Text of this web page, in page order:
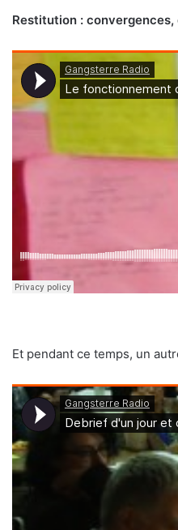
Restitution :
Et pendant ce temps, un